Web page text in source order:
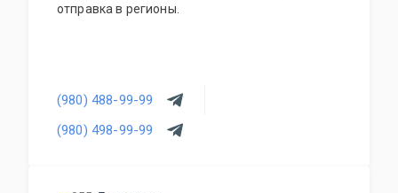
отправка в регионы.
(980) 488-99-99
(980) 498-99-99